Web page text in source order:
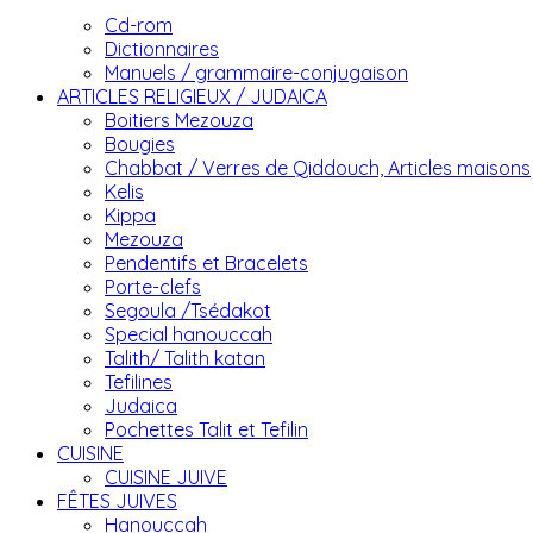
Cd-rom
Dictionnaires
Manuels / grammaire-conjugaison
ARTICLES RELIGIEUX / JUDAICA
Boitiers Mezouza
Bougies
Chabbat / Verres de Qiddouch, Articles maisons
Kelis
Kippa
Mezouza
Pendentifs et Bracelets
Porte-clefs
Segoula /Tsédakot
Special hanouccah
Talith/ Talith katan
Tefilines
Judaica
Pochettes Talit et Tefilin
CUISINE
CUISINE JUIVE
FÊTES JUIVES
Hanouccah